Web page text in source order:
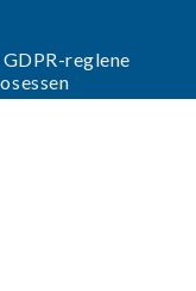
reglene